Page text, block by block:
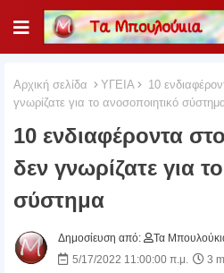
Αρχική σελίδα ΥΓΕΙΑ
10
γνωρίζατε για το ανοσοποιητικό
10 ενδιαφέροντα
δεν γνωρίζατε για
σύστημα
Δημοσίευση από:
Τα
5/17/2022 11:00:00 π.μ.
3